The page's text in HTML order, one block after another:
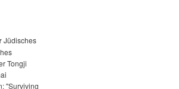
Jüdisches
Tongji
"Surviving